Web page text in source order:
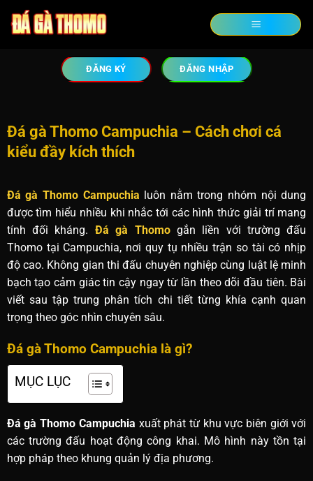
ĐĂNG KÝ ĐĂNG NHẬP
Đá gà Thomo Campuchia – Cách chơi cá
kiểu đầy kích thích
Đá gà Thomo Campuchia luôn nằm trong nhóm nội dung
được tìm hiểu nhiều khi nhắc tới các hình thức giải trí mang
tính đối kháng. Đá gà Thomogắn liền với trường đấu
Thomo tại Campuchia, nơi quy tụ nhiều trận so tài có nhịp
độ cao. Không gian thi đấu chuyên nghiệp cùng luật lệ minh
bạch tạo cảm giác tin cậy ngay từ lần theo dõi đầu tiên. Bài
viết sau tập trung phân tích chi tiết từng khía cạnh quan
trọng theo góc nhìn chuyên sâu.
Đá gà Thomo Campuchia là gì?
MỤC LỤC
Đá gà Thomo Campuchia xuất phát từ khu vực biên giới với
các trường đấu hoạt động công khai. Mô hình này tồn tại
hợp pháp theo khung quản lý địa phương.